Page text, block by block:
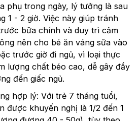
phụ trong ngày, lý tưởng là sau
1 - 2 giờ. Việc này giúp tránh
bữa chính và duy trì cảm
nên cho bé ăn váng sữa vào
trước giờ đi ngủ, vì loại thực
lượng chất béo cao, dễ gây đầy
đến giấc ngủ.
hợp lý: Với trẻ 7 tháng tuổi,
được khuyến nghị là 1/2 đến 1